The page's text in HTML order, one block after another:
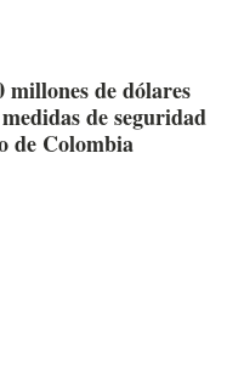
millones de dólares
de seguridad
de Colombia